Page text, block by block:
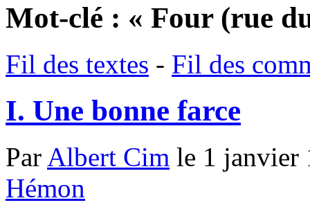
Mot-clé : « Four (rue
Fil des textes - Fil des
I. Une bonne farce
Par Albert Cim le 1 janvier
Hémon